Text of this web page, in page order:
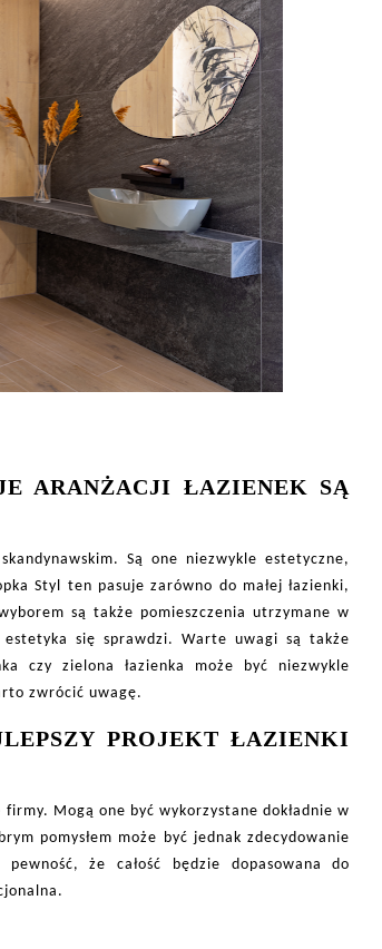
ARANŻACJI ŁAZIENEK SĄ
Są one niezwykle estetyczne,
Styl ten pasuje zarówno do małej łazienki,
są także pomieszczenia utrzymane w
się sprawdzi. Warte uwagi są także
czy zielona łazienka może być niezwykle
zwrócić uwagę.
PROJEKT ŁAZIENKI
Mogą one być wykorzystane dokładnie w
pomysłem może być jednak zdecydowanie
że całość będzie dopasowana do